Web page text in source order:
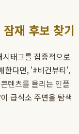
재 후보 찾기
태그를 집중적으로
한다면, '#비건뷰티',
텐츠를 올리는 인플
급식소 주변을 탐색